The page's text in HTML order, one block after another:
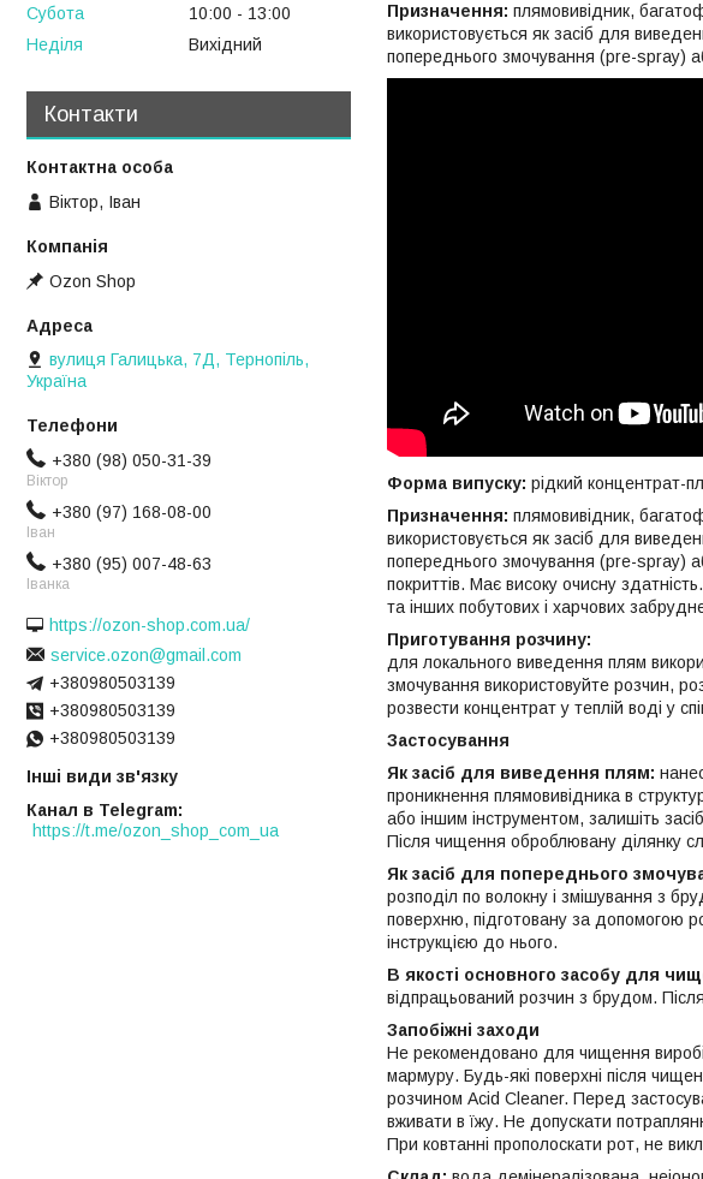
Призначення: плямовивідник,
використовується як засіб для
попереднього змочування (pre-sprаy)
Форма випуску: рідкий концентрат-
Призначення: плямовивідник,
використовується як засіб для
попереднього змочування (pre-sprаy)
покриттів. Має високу очисну
та інших побутових і харчових
Приготування розчину:
для локального виведення плям
змочування використовуйте розчин,
розвести концентрат у теплій воді у
Застосування
Як засіб для виведення плям:
проникнення плямовивідника в
або іншим інструментом, залишіть
Після чищення оброблювану ділянку
Як засіб для попереднього
розподіл по волокну і змішування з
поверхню, підготовану за допомогою
інструкцією до нього.
В якості основного засобу для
відпрацьований розчин з брудом.
Запобіжні заходи
Не рекомендовано для чищення
мармуру. Будь-які поверхні після
розчином Acid Сleaner. Перед
вживати в їжу. Не допускати
При ковтанні прополоскати рот, не
Субота
10:00
13:00
Неділя
Вихідний
Контакти
Віктор, Іван
Ozon Shop
вулиця Галицька, 7Д, Тернопіль,
Україна
+380 (98) 050-31-39
Віктор
+380 (97) 168-08-00
Іван
+380 (95) 007-48-63
Іванка
https://ozon-shop.com.ua/
service.ozon@gmail.com
+380980503139
+380980503139
+380980503139
Інші види зв'язку
Канал в Telegram
https://t.me/ozon_shop_com_ua